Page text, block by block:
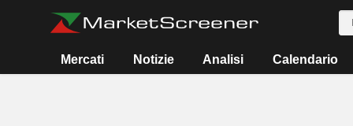
Mercati Notizie Analisi Calendario